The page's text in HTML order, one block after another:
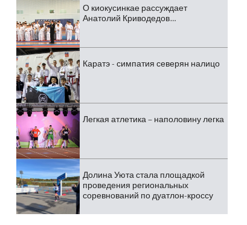
О киокусинкае рассуждает
Анатолий Криводедов…
Каратэ - симпатия северян налицо
Легкая атлетика – наполовину легка
Долина Уюта стала площадкой
проведения региональных
соревнований по дуатлон-кроссу